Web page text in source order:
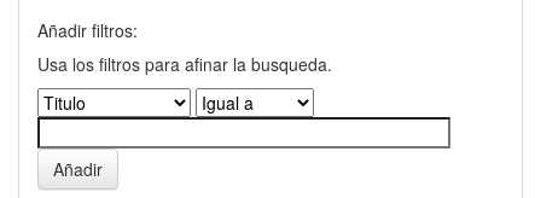
Añadir filtros:
Usa los filtros para afinar la busqueda.